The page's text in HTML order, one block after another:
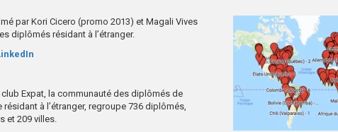
par Kori Cicero (promo 2013) et Magali Vives
diplômés résidant à l’étranger.
club Expat, la communauté des diplômés de
à l’étranger, regroupe 736 diplômés,
et 209 villes.